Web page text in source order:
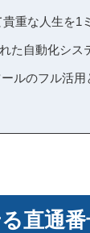
重な人生を1
た自動化シス
ルのフル活
直通